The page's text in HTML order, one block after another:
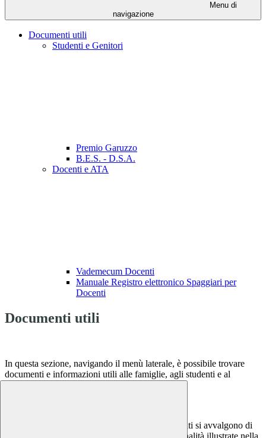
Menu di
navigazione
Documenti utili
Studenti e Genitori
Premio Garuzzo
B.E.S. - D.S.A.
Docenti e ATA
Vademecum Docenti
Manuale Registro elettronico Spaggiari per
Docenti
Documenti utili
In questa sezione, navigando il menù laterale, è possibile trovare
documenti e informazioni utili alle famiglie, agli studenti e al
Questo sito o gli strumenti terzi da questo utilizzati si avvalgono di